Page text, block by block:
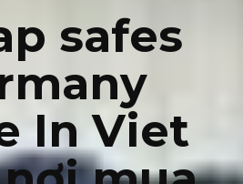
safes
In Viet